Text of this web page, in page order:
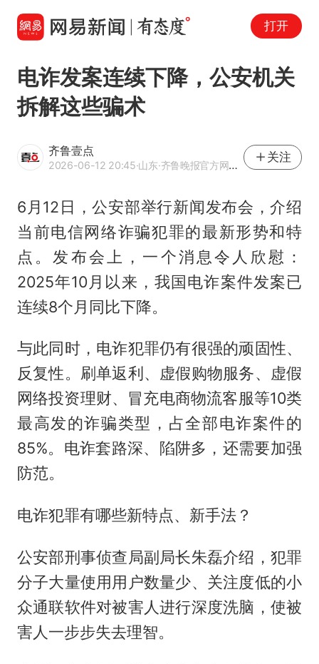
打开
电诈发案连续下降，公安机关
拆解这些骗术
齐鲁壹点
2026-06-12 20:45·山东·齐鲁晚报官方网易号
关注
6月12日，公安部举行新闻发布会，介绍
当前电信网络诈骗犯罪的最新形势和特
点。发布会上，一个消息令人欣慰：
2025年10月以来，我国电诈案件发案已
连续8个月同比下降。
与此同时，电诈犯罪仍有很强的顽固性、
反复性。刷单返利、虚假购物服务、虚假
网络投资理财、冒充电商物流客服等10类
最高发的诈骗类型，占全部电诈案件的
85%。电诈套路深、陷阱多，还需要加强
防范。
电诈犯罪有哪些新特点、新手法？
公安部刑事侦查局副局长朱磊介绍，犯罪
分子大量使用用户数量少、关注度低的小
众通联软件对被害人进行深度洗脑，使被
害人一步步失去理智。